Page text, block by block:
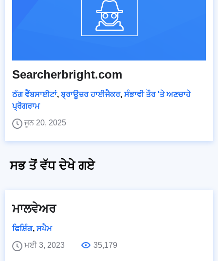
Searcherbright.com
ਠੱਗ ਵੈੱਬਸਾਈਟਾਂ,ਬ੍ਰਾਊਜ਼ਰ ਹਾਈਜੈਕਰ, ਸੰਭਾਵੀ ਤੌਰ 'ਤੇ ਅਣਚਾਹੇ
ਪ੍ਰੋਗਰਾਮ
ਜੂਨ 20, 2025
ਸਭ ਤੋਂ ਵੱਧ ਦੇਖੇ ਗਏ
ਮਾਲਵੇਅਰ
ਫਿਸ਼ਿੰਗ, ਸਪੈਮ
ਮਈ 3, 2023
35,179